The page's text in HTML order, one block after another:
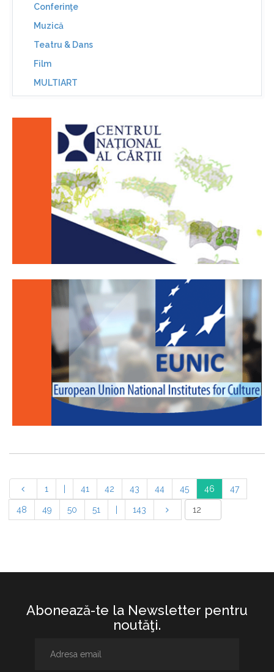
Conferinţe
Muzică
Teatru & Dans
Film
MULTIART
1 41 42 43 44 45 46 47
48 49 50 51 143
Abonează-te la Newsletter pentru
noutăţi.